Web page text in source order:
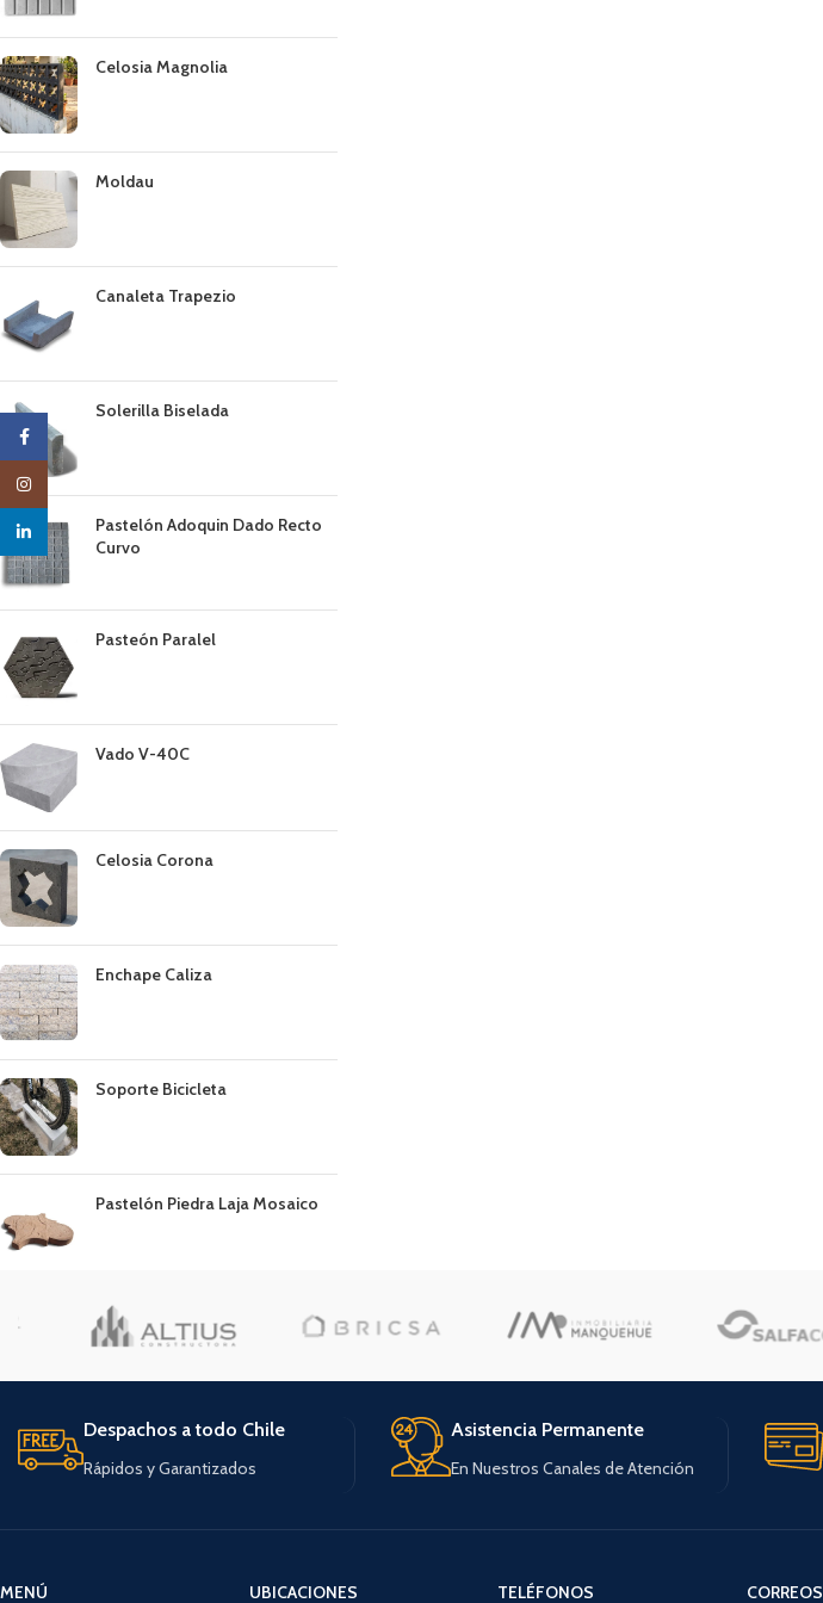
Celosia Magnolia
Moldau
Canaleta Trapezio
Solerilla Biselada
Pastelón Adoquin Dado Recto
Curvo
Pasteón Paralel
Vado V-40C
Celosia Corona
Enchape Caliza
Soporte Bicicleta
Pastelón Piedra Laja Mosaico
Despachos a todo Chile
Rápidos y Garantizados
Asistencia Permanente
En Nuestros Canales de Atención
MENÚ UBICACIONES TELÉFONOS CORREOS
Facebook
Instagram
linkedin